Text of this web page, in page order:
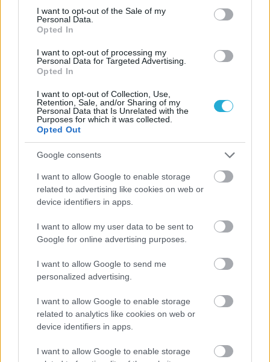
consent section.
I want to opt-out of the Sale of my
Personal Data.
Opted In
I want to opt-out of processing my
Personal Data for Targeted Advertising.
Opted In
I want to opt-out of Collection, Use,
Retention, Sale, and/or Sharing of my
Personal Data that Is Unrelated with the
Purposes for which it was collected.
Opted Out
Google consents
I want to allow Google to enable storage
related to advertising like cookies on web or
device identifiers in apps.
I want to allow my user data to be sent to
Google for online advertising purposes.
I want to allow Google to send me
personalized advertising.
I want to allow Google to enable storage
related to analytics like cookies on web or
device identifiers in apps.
I want to allow Google to enable storage
Aκολουθήστε μας
παντού…